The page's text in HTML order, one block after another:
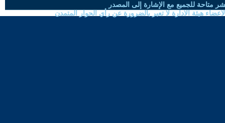
متاحة للجميع مع الإشارة إلى المصدر
هيئة الادارة لا تعبر بالضرورة عن رأي الحوار المتمدن